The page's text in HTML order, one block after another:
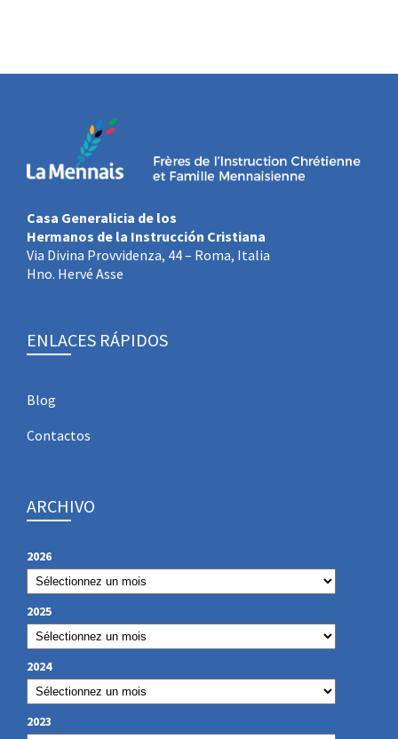
Casa Generalicia de los
Hermanos de la Instrucción Cristiana
Via Divina Provvidenza, 44 – Roma, Italia
Hno. Hervé Asse
ENLACES RÁPIDOS
Blog
Contactos
ARCHIVO
2026
2025
2024
2023